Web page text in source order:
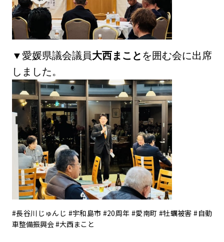
▼愛媛県議会議員大西まこと を囲む会に出席
しました。
#長谷川じゅんじ #宇和島市 #20周年 #愛南町 #牡蠣被害 #自動
車整備振興会 #大西まこと